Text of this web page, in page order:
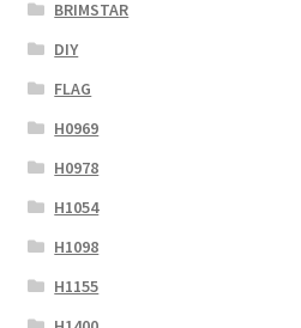
BRIMSTAR
DIY
FLAG
H0969
H0978
H1054
H1098
H1155